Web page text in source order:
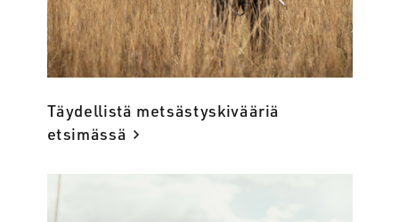
Täydellistä metsästyskivääriä
etsimässä